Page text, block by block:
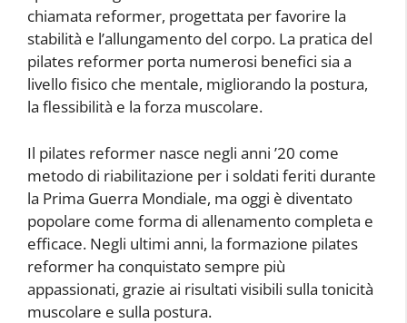
chiamata reformer, progettata per favorire la
stabilità e l’allungamento del corpo. La pratica del
pilates reformer porta numerosi benefici sia a
livello fisico che mentale, migliorando la postura,
la flessibilità e la forza muscolare.
Il pilates reformer nasce negli anni ’20 come
metodo di riabilitazione per i soldati feriti durante
la Prima Guerra Mondiale, ma oggi è diventato
popolare come forma di allenamento completa e
efficace. Negli ultimi anni, la formazione pilates
reformer ha conquistato sempre più
appassionati, grazie ai risultati visibili sulla tonicità
muscolare e sulla postura.